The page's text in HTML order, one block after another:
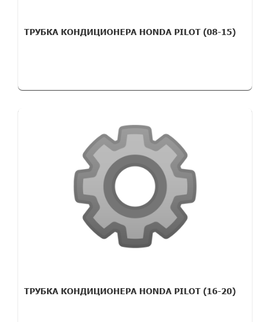
ТРУБКА КОНДИЦИОНЕРА HONDA PILOT (08-15)
ТРУБКА КОНДИЦИОНЕРА HONDA PILOT (16-20)